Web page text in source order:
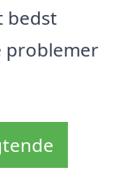
bedst
problemer